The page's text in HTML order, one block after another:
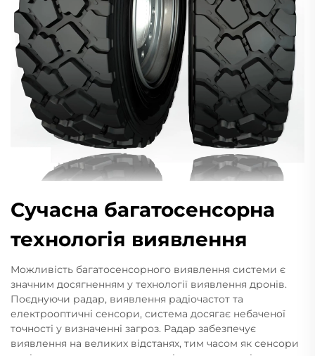
Сучасна багатосенсорна
технологія виявлення
Можливість багатосенсорного виявлення системи є
значним досягненням у технології виявлення дронів.
Поєднуючи радар, виявлення радіочастот та
електрооптичні сенсори, система досягає небаченої
точності у визначенні загроз. Радар забезпечує
виявлення на великих відстанях, тим часом як сенсори